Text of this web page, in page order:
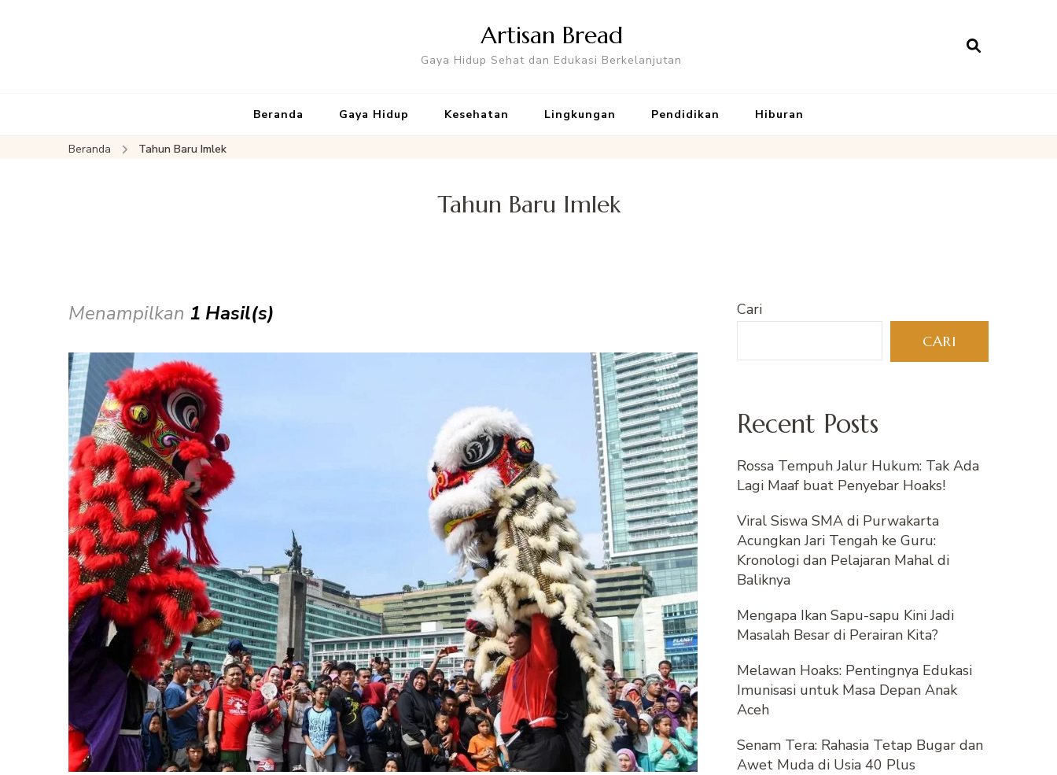
Artisan Bread
Gaya Hidup Sehat dan Edukasi Berkelanjutan
Beranda Gaya Hidup Kesehatan Lingkungan Pendidikan Hiburan
Beranda Tahun Baru Imlek
Tahun Baru Imlek
Menampilkan 1 Hasil(s) Cari
CARI
Recent Posts
Rossa Tempuh Jalur Hukum: Tak Ada
Lagi Maaf buat Penyebar Hoaks!
Viral Siswa SMA di Purwakarta
Acungkan Jari Tengah ke Guru:
Kronologi dan Pelajaran Mahal di
Baliknya
Mengapa Ikan Sapu-sapu Kini Jadi
Masalah Besar di Perairan Kita?
Melawan Hoaks: Pentingnya Edukasi
Imunisasi untuk Masa Depan Anak
Aceh
Senam Tera: Rahasia Tetap Bugar dan
Awet Muda di Usia 40 Plus